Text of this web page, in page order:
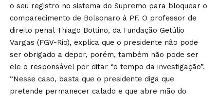
o seu registro no sistema do Supremo para bloquear o
comparecimento de Bolsonaro à PF. O professor de
direito penal Thiago Bottino, da Fundação Getúlio
Vargas (FGV-Rio), explica que o presidente não pode
ser obrigado a depor, porém, também não pode ser
ele o responsável por ditar “o tempo da investigação”.
“Nesse caso, basta que o presidente diga que
pretende permanecer calado e que abre mão do